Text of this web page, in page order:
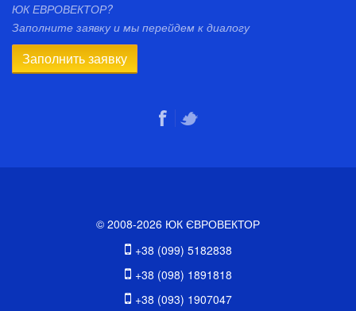
ЮК ЕВРОВЕКТОР?
Заполните заявку и мы перейдем к диалогу
Заполнить заявку
© 2008-2026 ЮК ЄВРОВЕКТОР
+38 (099) 5182838
+38 (098) 1891818
+38 (093) 1907047